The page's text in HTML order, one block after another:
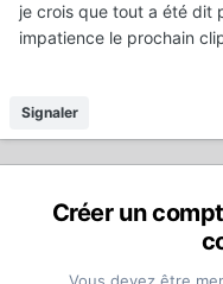
je crois que tout a été dit
impatience le prochain
Signaler
Créer un